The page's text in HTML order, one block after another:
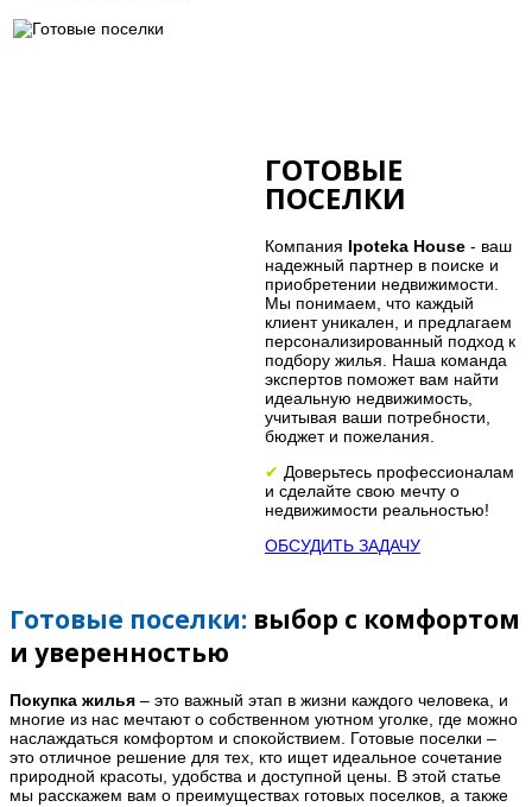
ГОТОВЫЕ
ПОСЕЛКИ
Компания Ipoteka House - ваш
надежный партнер в поиске и
приобретении недвижимости.
Мы понимаем, что каждый
клиент уникален, и предлагаем
персонализированный подход к
подбору жилья. Наша команда
экспертов поможет вам найти
идеальную недвижимость,
учитывая ваши потребности,
бюджет и пожелания.
✔ Доверьтесь профессионалам
и сделайте свою мечту о
недвижимости реальностью!
ОБСУДИТЬ ЗАДАЧУ
Готовые поселки: выбор с комфортом
и уверенностью
Покупка жилья – это важный этап в жизни каждого человека, и
многие из нас мечтают о собственном уютном уголке, где можно
наслаждаться комфортом и спокойствием. Готовые поселки –
это отличное решение для тех, кто ищет идеальное сочетание
природной красоты, удобства и доступной цены. В этой статье
мы расскажем вам о преимуществах готовых поселков, а также